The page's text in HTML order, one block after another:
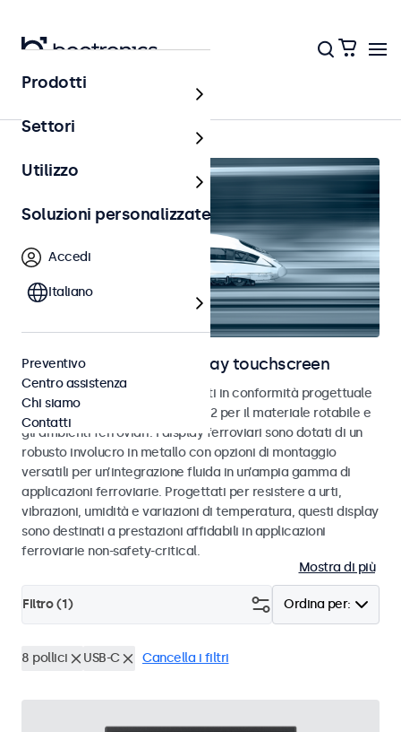
Ferrovia
Monitor ferroviari e display touchscreen
Monitor e touchscreen sviluppati in conformità progettuale
alle norme EN 50155 e EN 45545-2 per il materiale rotabile e
gli ambienti ferroviari. I display ferroviari sono dotati di un
robusto involucro in metallo con opzioni di montaggio
versatili per un’integrazione fluida in un’ampia gamma di
applicazioni ferroviarie. Progettati per resistere a urti,
vibrazioni, umidità e variazioni di temperatura, questi display
sono destinati a prestazioni affidabili in applicazioni
ferroviarie non-safety-critical.
Mostra di più
Ordina per:
Filtro (1)
8 pollici USB-C Cancella i filtri
Prodotti
Settori
Utilizzo
Soluzioni personalizzate
Accedi
Italiano
Preventivo
Centro assistenza
Chi siamo
Contatti